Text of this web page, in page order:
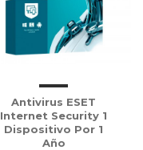
Antivirus ESET
Internet Security 1
Dispositivo Por 1
Año